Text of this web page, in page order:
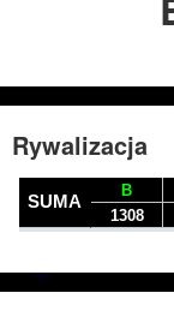
Rywalizacja